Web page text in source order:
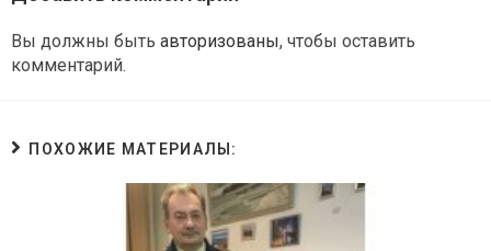
Вы должны быть авторизованы, чтобы оставить
комментарий.
ПОХОЖИЕ МАТЕРИАЛЫ: